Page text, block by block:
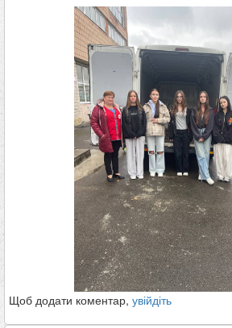
Щоб додати коментар, увійдіть